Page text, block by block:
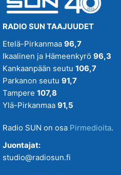
RADIO SUN TAAJUUDET
Etelä-Pirkanmaa 96,7
Ikaalinen ja Hämeenkyrö 96,3
Kankaanpään seutu 106,7
Parkanon seutu 91,7
Tampere 107,8
Ylä-Pirkanmaa 91,5
Radio SUN on osa Pirmedioita.
Juontajat:
studio@radiosun.fi